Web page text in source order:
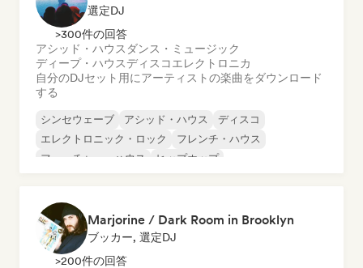
選定DJ
>300件の回答
アシッド・ハウス ダンス・ミュージック
ディープ・ハウスディスコエレクトロニカ
自分のDJセット用にアーティストの楽曲をダウンロード
する
シンセウェーブ アシッド・ハウス
ディスコ
エレクトロニック・ロック
フレンチ・ハウス
フューチャー・ハウス
ヒップホップ
Marjorine / Dark Room in Brooklyn
ブッカー, 選定DJ
>200件の回答